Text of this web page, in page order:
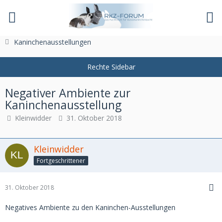
Das Fachforum der Rassekaninchenzucht
Kaninchenausstellungen
Negativer Ambiente zur
Kaninchenausstellung
Kleinwidder 31. Oktober 2018
Kleinwidder
Fortgeschrittener
31. Oktober 2018
Negatives Ambiente zu den Kaninchen-Ausstellungen